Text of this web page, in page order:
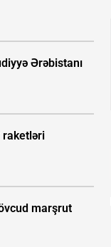
Ərəbistanı
raketləri
marşrut